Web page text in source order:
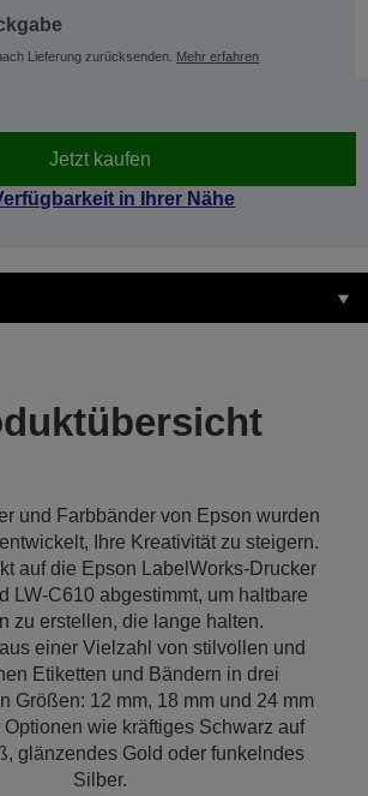
Lieferung zurücksenden. Mehr erfahren
Jetzt kaufen
in Ihrer Nähe
und Farbbänder von Epson wurden
Ihre Kreativität zu steigern.
auf die Epson LabelWorks-Drucker
LW-C610 abgestimmt, um haltbare
zu erstellen, die lange halten.
einer Vielzahl von stilvollen und
Etiketten und Bändern in drei
Größen: 12 mm, 18 mm und 24 mm
Optionen wie kräftiges Schwarz auf
glänzendes Gold oder funkelndes
Silber.